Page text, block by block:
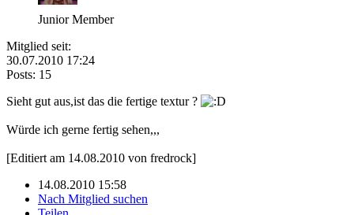
Junior Member
Mitglied seit:
30.07.2010 17:24
Posts: 15
Sieht gut aus,ist das die fertige textur ?
Würde ich gerne fertig sehen,,,
[Editiert am 14.08.2010 von fredrock]
14.08.2010 15:58
Nach Mitglied suchen